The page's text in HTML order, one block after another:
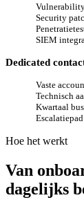
Security
SIEM
Dedicated
Vaste
Technisch
Kwartaal
Hoe het werkt
Van
dagelijks